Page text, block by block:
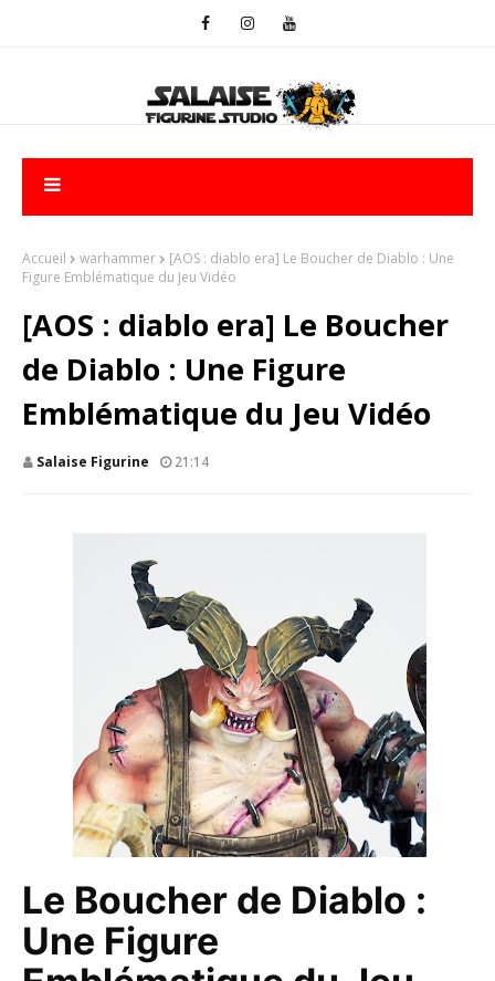
Accueil warhammer
[AOS : diablo era] Le Boucher de Diablo : Une
Figure Emblématique du Jeu Vidéo
[AOS : diablo era] Le Boucher
de Diablo : Une Figure
Emblématique du Jeu Vidéo
Salaise Figurine 21:14
Le Boucher de Diablo :
Une Figure